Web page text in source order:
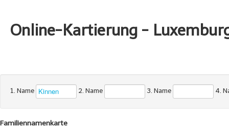
Online-Kartierung -
1. Name 2. Name 3. Name 4.
Familiennamenkarte